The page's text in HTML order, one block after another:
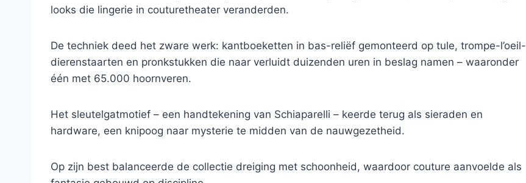
looks die lingerie in couturetheater veranderden.
De techniek deed het zware werk: kantboeketten in bas-reliëf gemonteerd op tule, trompe-l’oeil-
dierenstaarten en pronkstukken die naar verluidt duizenden uren in beslag namen – waaronder
één met 65.000 hoornveren.
Het sleutelgatmotief – een handtekening van Schiaparelli – keerde terug als sieraden en
hardware, een knipoog naar mysterie te midden van de nauwgezetheid.
Op zijn best balanceerde de collectie dreiging met schoonheid, waardoor couture aanvoelde als